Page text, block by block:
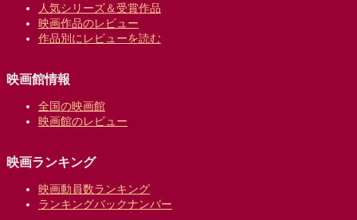
人気シリーズ＆受賞作品
映画作品のレビュー
作品別にレビューを読む
映画館情報
全国の映画館
映画館のレビュー
映画ランキング
映画動員数ランキング
ランキングバックナンバー